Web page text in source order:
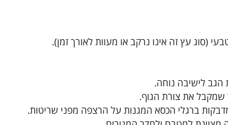
(סוג עץ זה אינו נרקב או מעוות לאורך זמן).
לישיבה נוחה.
שמקבל את צורת הגוף.
ברגלי הכסא המגנות על הרצפה מפני שריטות.